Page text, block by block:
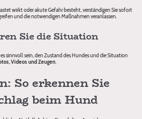
wirkt oder akute Gefahr besteht, verständigen Sie sofort
und die notwendigen Maßnahmen veranlassen.
Sie die Situation
sinnvoll sein, den Zustand des Hundes und die Situation
Videos und Zeugen.
So erkennen Sie
beim Hund